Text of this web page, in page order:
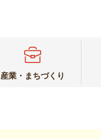
産業・まちづくり